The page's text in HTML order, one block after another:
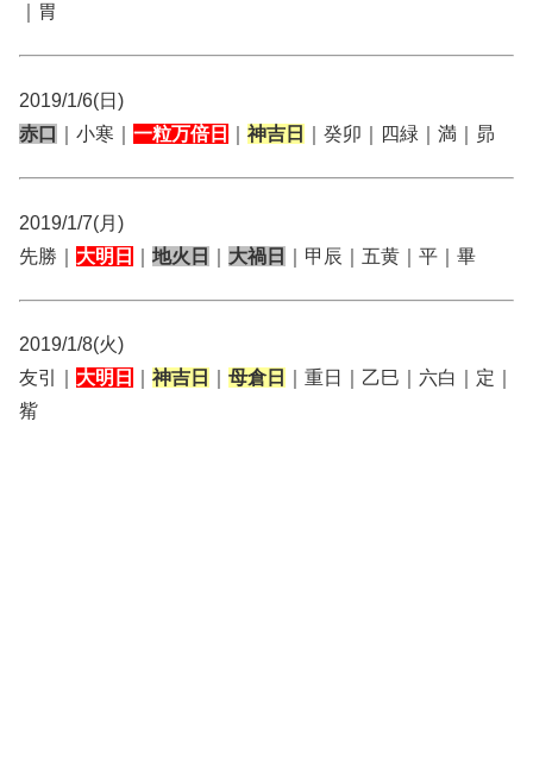
｜胃
2019/1/6(日)
赤口
｜小寒｜ 一粒万倍日 神吉日 ｜癸卯｜四緑｜満｜昴
2019/1/7(月)
先勝｜ 大明日 地火日 大禍日 ｜甲辰｜五黄｜平｜畢
2019/1/8(火)
友引｜ 大明日 神吉日 母倉日
｜重日｜乙巳｜六白｜定｜
觜